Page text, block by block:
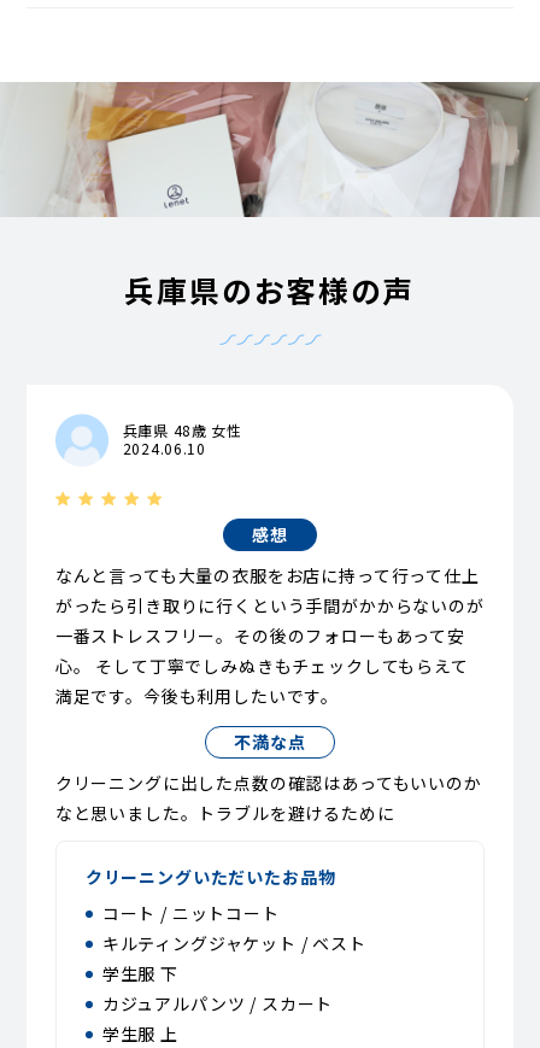
兵庫県のお客様の声
兵庫県 48歳 女性
2024.06.10
感想
なんと言っても大量の衣服をお店に持って行って仕上
がったら引き取りに行くという手間がかからないのが
一番ストレスフリー。その後のフォローもあって安
心。 そして丁寧でしみぬきもチェックしてもらえて
満足です。今後も利用したいです。
不満な点
クリーニングに出した点数の確認はあってもいいのか
なと思いました。トラブルを避けるために
クリーニングいただいたお品物
コート / ニットコート
キルティングジャケット / ベスト
学生服 下
カジュアルパンツ / スカート
学生服 上